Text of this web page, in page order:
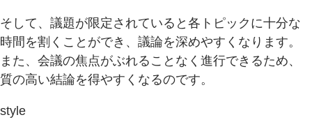
そして、議題が限定されていると各トピックに十分な
時間を割くことができ、議論を深めやすくなります。
また、会議の焦点がぶれることなく進行できるため、
質の高い結論を得やすくなるのです。
style